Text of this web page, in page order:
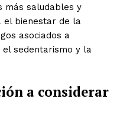
más saludables y
el bienestar de la
asociados a
sedentarismo y la
a considerar